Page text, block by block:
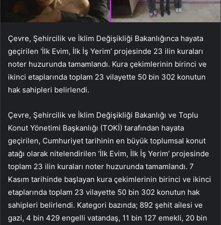
Çevre, Şehircilik ve İklim Değişikliği Bakanlığınca hayata
geçirilen ‘İlk Evim, İlk İş Yerim’ projesinde 23 ilin kuraları
noter huzurunda tamamlandı. Kura çekimlerinin birinci ve
ikinci etaplarında toplam 23 vilayette 50 bin 302 konutun
hak sahipleri belirlendi.
Çevre, Şehircilik ve İklim Değişikliği Bakanlığı ve Toplu
Konut Yönetimi Başkanlığı (TOKİ) tarafından hayata
geçirilen, Cumhuriyet tarihinin en büyük toplumsal konut
atağı olarak nitelendirilen ‘İlk Evim, İlk İş Yerim’ projesinde
toplam 23 ilin kuraları noter huzurunda tamamlandı. 7
Kasım tarihinde başlayan kura çekimlerinin birinci ve ikinci
etaplarında toplam 23 vilayette 50 bin 302 konutun hak
sahipleri belirlendi. Kategori bazında; 892 şehit ailesi ve
gazi, 4 bin 429 engelli vatandaş, 11 bin 127 emekli, 20 bin